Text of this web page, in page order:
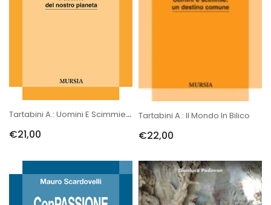
Tartabini A.: Uomini E Scimmie In Pericolo
€21,00
Tartabini A.: Il Mondo In Bilico
€22,00